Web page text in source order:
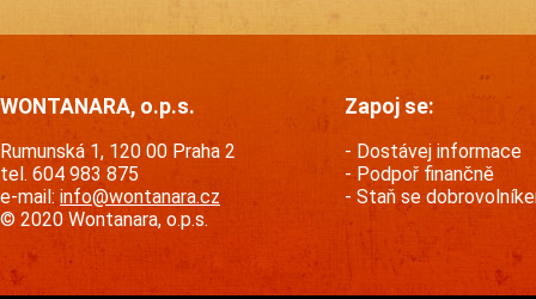
WONTANARA, o.p.s.
Rumunská 1, 120 00 Praha 2
tel. 604 983 875
e-mail: info@wontanara.cz
© 2020 Wontanara, o.p.s.
Zapoj se:
Dostávej informace
Podpoř finančně
Staň se